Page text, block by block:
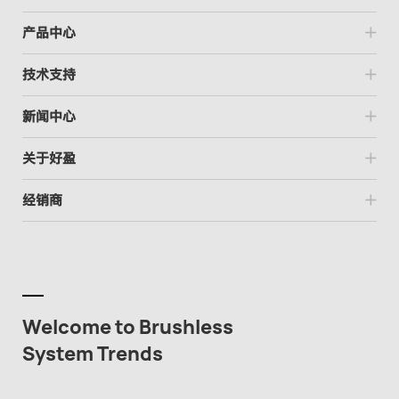
产品中心
技术支持
新闻中心
关于好盈
经销商
Welcome to Brushless
System Trends